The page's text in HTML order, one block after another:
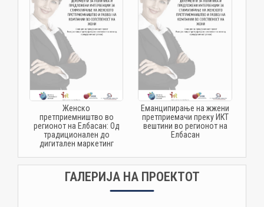
Женско
претприемништво во
регионот на Елбасан: Од
традиционален до
дигитален маркетинг
Еманципирање на жжени
претприемачи преку ИКТ
вештини во регионот на
Елбасан
ГАЛЕРИЈА НА ПРОЕКТОТ